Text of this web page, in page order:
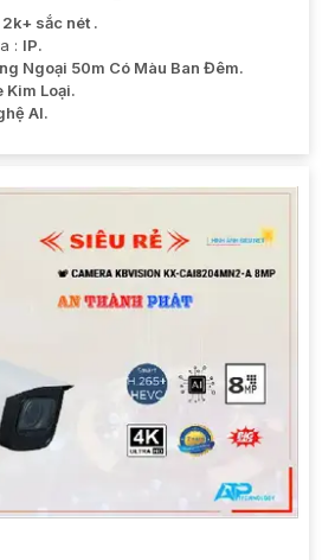
sắc nét .
: IP.
Ngoại 50m Có Màu Ban Đêm.
Kim Loại.
AI.